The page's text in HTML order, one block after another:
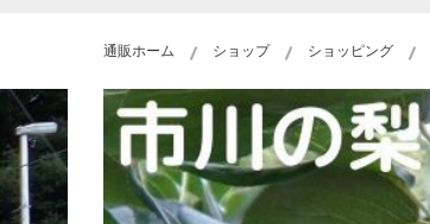
通販ホーム ショップ ショッピング